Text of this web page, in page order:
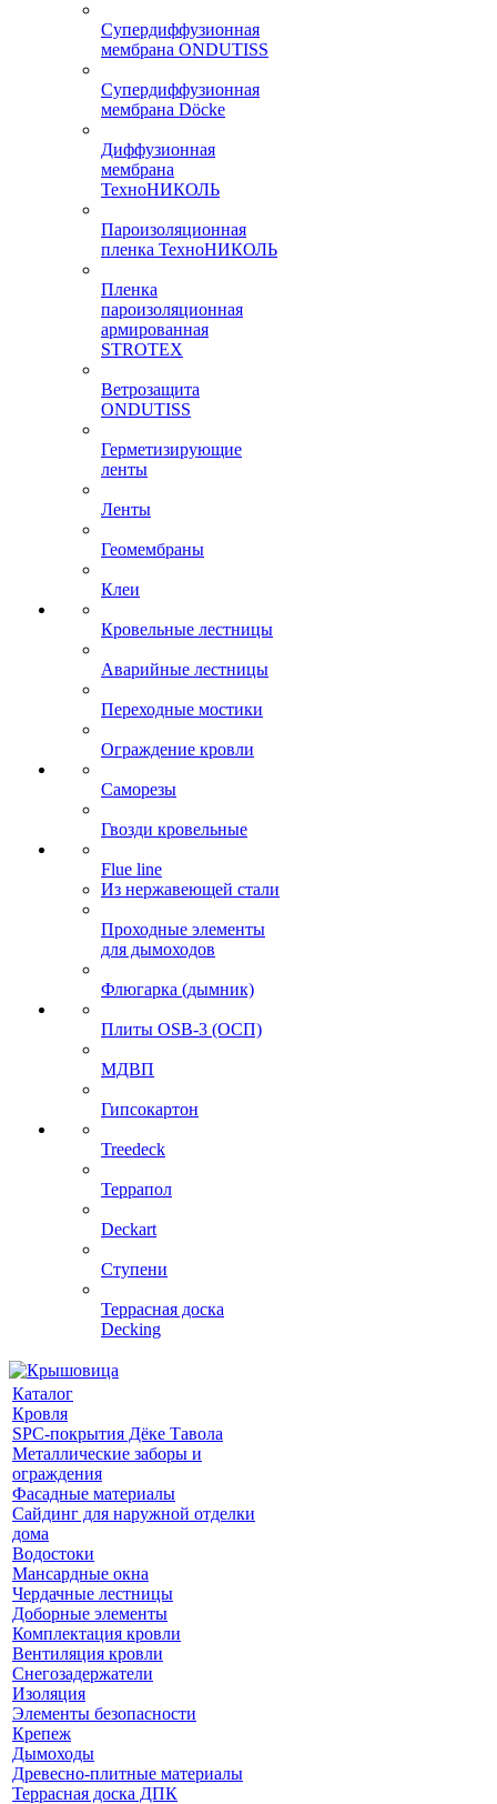
Супердиффузионная
мембрана ONDUTISS
Супердиффузионная
мембрана Döcke
Диффузионная
мембрана
ТехноНИКОЛЬ
Пароизоляционная
пленка ТехноНИКОЛЬ
Пленка
пароизоляционная
армированная
STROTEX
Ветрозащита
ONDUTISS
Герметизирующие
ленты
Ленты
Геомембраны
Клеи
Кровельные лестницы
Аварийные лестницы
Переходные мостики
Ограждение кровли
Саморезы
Гвозди кровельные
Flue line
Из нержавеющей стали
Проходные элементы
для дымоходов
Флюгарка (дымник)
Плиты OSB-3 (ОСП)
МДВП
Гипсокартон
Treedeck
Террапол
Deckart
Ступени
Террасная доска
Decking
Каталог
Кровля
SPC-покрытия Дёке Тавола
Металлические заборы и
ограждения
Фасадные материалы
Сайдинг для наружной отделки
дома
Водостоки
Мансардные окна
Чердачные лестницы
Доборные элементы
Комплектация кровли
Вентиляция кровли
Снегозадержатели
Изоляция
Элементы безопасности
Крепеж
Дымоходы
Древесно-плитные материалы
Террасная доска ДПК